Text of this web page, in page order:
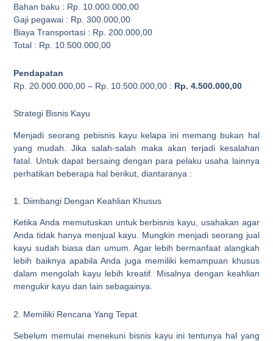
Bahan baku : Rp. 10.000.000,00
Gaji pegawai : Rp. 300.000,00
Biaya Transportasi : Rp. 200.000,00
Total : Rp. 10.500.000,00
Pendapatan
Rp. 20.000.000,00 – Rp. 10.500.000,00 : Rp. 4.500.000,00
Strategi Bisnis Kayu
Menjadi seorang pebisnis kayu kelapa ini memang bukan hal
yang mudah. Jika salah-salah maka akan terjadi kesalahan
fatal. Untuk dapat bersaing dengan para pelaku usaha lainnya
perhatikan beberapa hal berikut, diantaranya :
1. Diimbangi Dengan Keahlian Khusus
Ketika Anda memutuskan untuk berbisnis kayu, usahakan agar
Anda tidak hanya menjual kayu. Mungkin menjadi seorang jual
kayu sudah biasa dan umum. Agar lebih bermanfaat alangkah
lebih baiknya apabila Anda juga memiliki kemampuan khusus
dalam mengolah kayu lebih kreatif. Misalnya dengan keahlian
mengukir kayu dan lain sebagainya.
2. Memiliki Rencana Yang Tepat
Sebelum memulai menekuni bisnis kayu ini tentunya hal yang